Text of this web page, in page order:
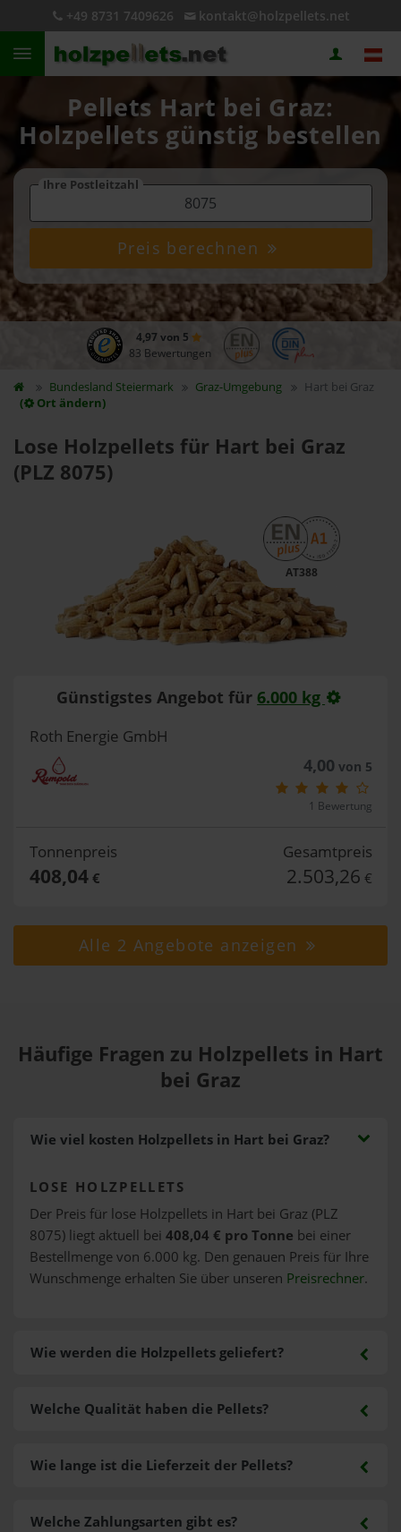
+49 8731 7409626 kontakt@holzpellets.net
Pellets Hart bei Graz:
Holzpellets günstig bestellen
Ihre Postleitzahl
Preis berechnen
4,97 von 5
83 Bewertungen
Bundesland Steiermark Graz-Umgebung
Hart bei Graz
(
Ort ändern)
Lose Holzpellets für Hart bei Graz
(PLZ 8075)
AT388
Günstigstes Angebot für 6.000 kg
Roth Energie GmbH
4,00 von 5
1 Bewertung
Tonnenpreis
408,04€
Gesamtpreis
2.503,26 €
Alle 2 Angebote anzeigen
Häufige Fragen zu Holzpellets in Hart
bei Graz
Wie viel kosten Holzpellets in Hart bei Graz?
LOSE HOLZPELLETS
Der Preis für lose Holzpellets in Hart bei Graz (PLZ
8075) liegt aktuell bei 408,04 € pro Tonne bei einer
Bestellmenge von 6.000 kg. Den genauen Preis für Ihre
Wunschmenge erhalten Sie über unseren Preisrechner.
Wie werden die Holzpellets geliefert?
Welche Zahlungsarten gibt es?
Welche Qualität haben die Pellets?
Wie lange ist die Lieferzeit der Pellets?